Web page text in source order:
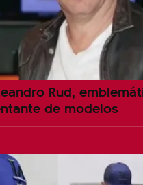
Rud,
de modelos